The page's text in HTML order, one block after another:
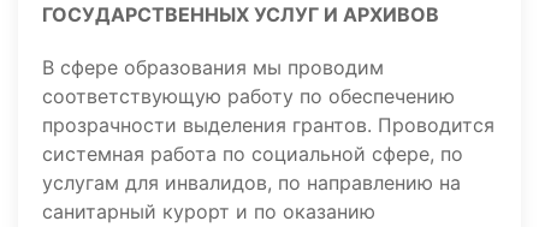
ГОСУДАРСТВЕННЫХ УСЛУГ И АРХИВОВ
В сфере образования мы проводим
соответствующую работу по обеспечению
прозрачности выделения грантов. Проводится
системная работа по социальной сфере, по
услугам для инвалидов, по направлению на
санитарный курорт и по оказанию